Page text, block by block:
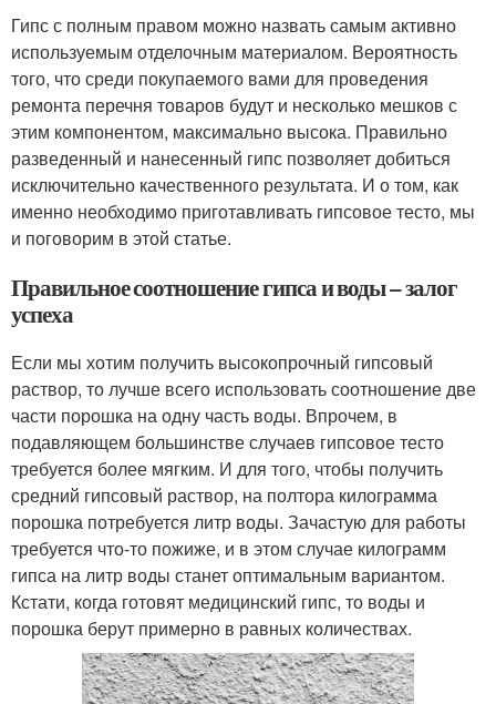
Гипс с полным правом можно назвать самым активно
используемым отделочным материалом. Вероятность
того, что среди покупаемого вами для проведения
ремонта перечня товаров будут и несколько мешков с
этим компонентом, максимально высока. Правильно
разведенный и нанесенный гипс позволяет добиться
исключительно качественного результата. И о том, как
именно необходимо приготавливать гипсовое тесто, мы
и поговорим в этой статье.
Правильное соотношение гипса и воды – залог
успеха
Если мы хотим получить высокопрочный гипсовый
раствор, то лучше всего использовать соотношение две
части порошка на одну часть воды. Впрочем, в
подавляющем большинстве случаев гипсовое тесто
требуется более мягким. И для того, чтобы получить
средний гипсовый раствор, на полтора килограмма
порошка потребуется литр воды. Зачастую для работы
требуется что-то пожиже, и в этом случае килограмм
гипса на литр воды станет оптимальным вариантом.
Кстати, когда готовят медицинский гипс, то воды и
порошка берут примерно в равных количествах.